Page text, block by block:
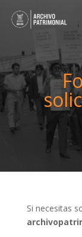
Si necesitas